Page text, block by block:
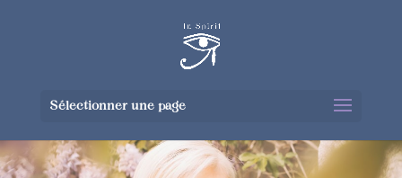
Sélectionner une page